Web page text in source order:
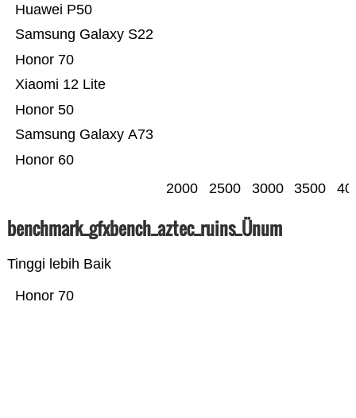
Honor 60
Samsung Galaxy A73
Honor 50
Xiaomi 12 Lite
Honor 70
Samsung Galaxy S22
Huawei P50
2000 2500 3000 3500
benchmark_gfxbench_aztec_ruins_Ünum
Tinggi lebih Baik
Honor 70